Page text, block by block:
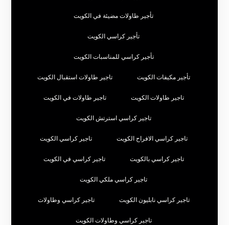
تأجير طاولات مضيئة في الكويت
تأجير كراسي الكويت
تأجير كراسي للمناسبات الكويت
تأجير مكيفات الكويت تاجير طاولات استقبال الكويت
تاجير طاولات الكويت تاجير طاولات في الكويت
تاجير كراسي استرتش الكويت
تاجير كراسي الافراح الكويت تاجير كراسي الكويت
تاجير كراسي بالكويت تاجير كراسي في الكويت
تاجير كراسي ملكي الكويت
تاجير كراسي نابليون الكويت تاجير كراسي وطاولات
تاجير كراسي وطاولات الكويت